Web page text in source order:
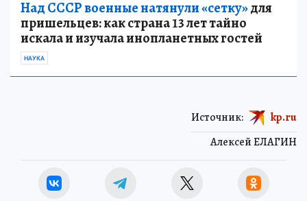
Над СССР военные натянули «сетку»для
пришельцев: как страна 13 лет тайно
искала и изучала инопланетных гостей
НАУКА
Алексей ЕЛАГИН
Источник: kp.ru